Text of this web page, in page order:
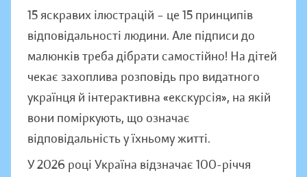
15 яскравих ілюстрацій – це 15 принципів
відповідальності людини. Але підписи до
малюнків треба дібрати самостійно! На дітей
чекає захоплива розповідь про видатного
українця й інтерактивна «екскурсія», на якій
вони поміркують, що означає
відповідальність у їхньому житті.
У 2026 році Україна відзначає 100-річчя